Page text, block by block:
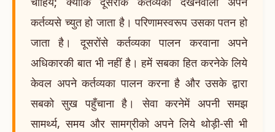
कर्तव्यसे च्युत हो जाता है। परिणामस्वरूप उसका पतन हो
जाता है। दूसरोंसे कर्तव्यका पालन करवाना अपने
अधिकारकी बात भी नहीं है। हमें सबका हित करनेके लिये
केवल अपने कर्तव्यका पालन करना है और उसके द्वारा
सबको सुख पहुँचाना है। सेवा करनेमें अपनी समझ
सामर्थ्य, समय और सामग्रीको अपने लिये थोड़ी-सी भी